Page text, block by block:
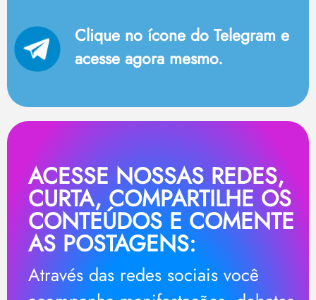
Clique no ícone do Telegram e
acesse agora mesmo.
ACESSE NOSSAS REDES,
CURTA, COMPARTILHE OS
CONTEÚDOS E COMENTE
AS POSTAGENS:
Através das redes sociais você